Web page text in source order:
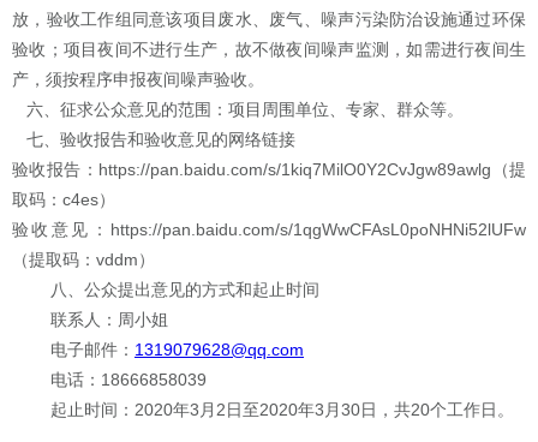
放，验收工作组同意该项目废水、废气、噪声污染防治设施通过环保
验收；项目夜间不进行生产，故不做夜间噪声监测，如需进行夜间生
产，须按程序申报夜间噪声验收。
六、 征求公众意见的范围：项目周围单位、专家、群众等。
七
验收报告和验收意见的网络链接
验收报告： https://pan.baidu.com/s/1kiq7MilO0Y2CvJgw89awlg （提
取码 ：c4es）
验收意见： https://pan.baidu.com/s/1qgWwCFAsL0poNHNi52lUFw
（提取码 ：vddm）
八、 公众提出意见的方式和起止时间
联系人： 周小姐
电子邮件： 1319079628@qq.com
电话： 18666858039
起止时间： 2020年3 月 2日至2020年3 月30日，共20个工作日。